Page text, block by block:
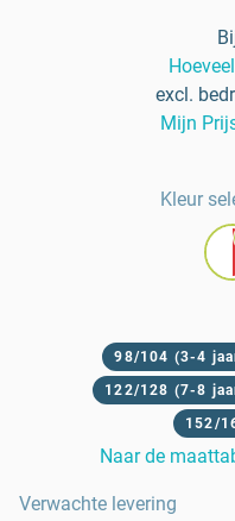
excl.
Mijn
Kleur
98/104 (3-4
122/128 (7-8
152/
Naar de
Verwachte levering